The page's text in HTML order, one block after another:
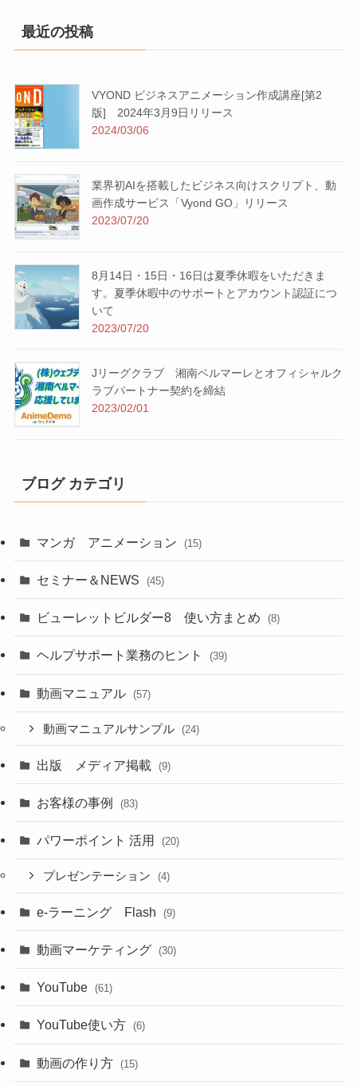
最近の投稿
VYOND ビジネスアニメーション作成講座[第2
版] 2024年3月9日リリース
2024/03/06
業界初AIを搭載したビジネス向けスクリプト、動
画作成サービス「Vyond GO」リリース
2023/07/20
8月14日・15日・16日は夏季休暇をいただきま
す。夏季休暇中のサポートとアカウント認証につ
いて
2023/07/20
Jリーグクラブ 湘南ベルマーレとオフィシャルク
ラブパートナー契約を締結
2023/02/01
ブログ カテゴリ
マンガ アニメーション (15)
セミナー＆NEWS (45)
ビューレットビルダー8 使い方まとめ (8)
ヘルプサポート業務のヒント (39)
動画マニュアル (57)
動画マニュアルサンプル (24)
出版 メディア掲載 (9)
お客様の事例 (83)
パワーポイント 活用 (20)
プレゼンテーション (4)
e-ラーニング Flash (9)
動画マーケティング (30)
YouTube (61)
YouTube使い方 (6)
動画の作り方 (15)